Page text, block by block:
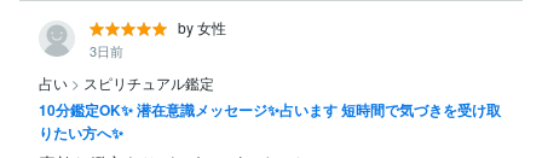
by 女性
3日前
占い > スピリチュアル鑑定
10分鑑定OK✨ 潜在意識メッセージ✨占います 短時間で気づきを受け取
りたい方へ✨